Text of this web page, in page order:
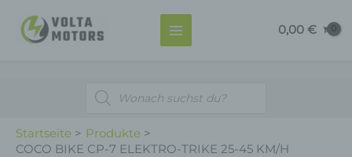
Inhalt
MAIN
MENU
0,00€
search
Startseite
Produkte
COCO BIKE CP-7 ELEKTRO-TRIKE 25-45 KM/H